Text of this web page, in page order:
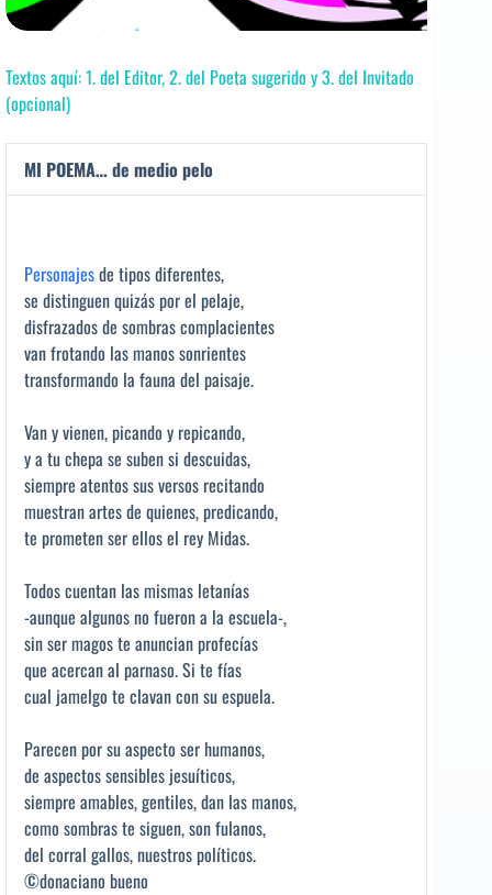
Textos aquí: 1. del Editor, 2. del Poeta sugerido y 3. del Invitado
(opcional)
MI POEMA… de medio pelo
Personajesde tipos diferentes,
se distinguen quizás por el pelaje,
disfrazados de sombras complacientes
van frotando las manos sonrientes
transformando la fauna del paisaje.
Van y vienen, picando y repicando,
y a tu chepa se suben si descuidas,
siempre atentos sus versos recitando
muestran artes de quienes, predicando,
te prometen ser ellos el rey Midas.
Todos cuentan las mismas letanías
-aunque algunos no fueron a la escuela-,
sin ser magos te anuncian profecías
que acercan al parnaso. Si te fías
cual jamelgo te clavan con su espuela.
Parecen por su aspecto ser humanos,
de aspectos sensibles jesuíticos,
siempre amables, gentiles, dan las manos,
como sombras te siguen, son fulanos,
del corral gallos, nuestros políticos.
©donaciano bueno